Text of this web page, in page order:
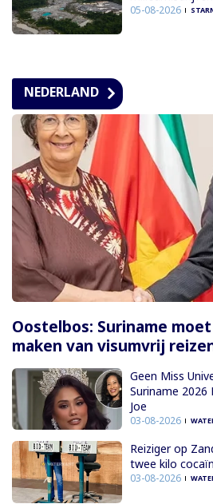
05-08-2026
NEDERLAND
Oostelbos: Suriname
maken van visumvrij
Geen Miss
Suriname 2026
Joe
03-08-2026
Reiziger op
twee kilo
03-08-2026